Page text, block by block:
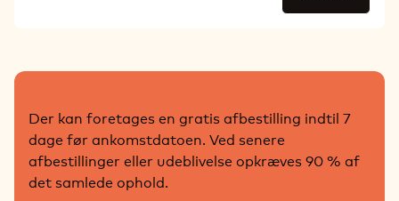
Der kan foretages en gratis afbestilling indtil 7
dage før ankomstdatoen. Ved senere
afbestillinger eller udeblivelse opkræves 90 % af
det samlede ophold.